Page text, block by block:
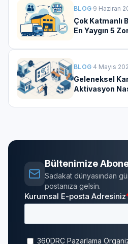
BLOG·9 Haziran
Çok Katmanlı
En Yaygın 5
BLOG·4 Mayıs
Geleneksel
Aktivasyon
Bültenimize
Sadakat dünyasından
postanıza gelsin.